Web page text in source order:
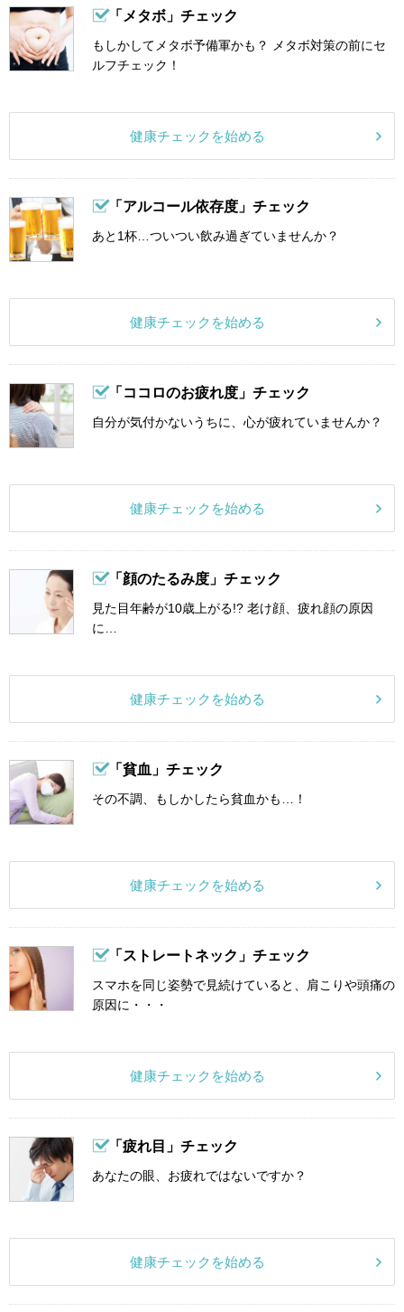
「メタボ」チェック
もしかしてメタボ予備軍かも？ メタボ対策の前にセ
ルフチェック！
健康チェックを始める
「アルコール依存度」チェック
あと1杯…ついつい飲み過ぎていませんか？
健康チェックを始める
「ココロのお疲れ度」チェック
自分が気付かないうちに、心が疲れていませんか？
健康チェックを始める
「顔のたるみ度」チェック
見た目年齢が10歳上がる!? 老け顔、疲れ顔の原因
に…
健康チェックを始める
「貧血」チェック
その不調、もしかしたら貧血かも…！
健康チェックを始める
「ストレートネック」チェック
スマホを同じ姿勢で見続けていると、肩こりや頭痛の
原因に・・・
健康チェックを始める
「疲れ目」チェック
あなたの眼、お疲れではないですか？
健康チェックを始める